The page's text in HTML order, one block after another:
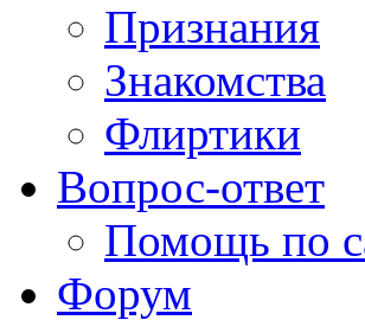
Признания
Знакомства
Флиртики
Вопрос-ответ
Помощь по
Форум